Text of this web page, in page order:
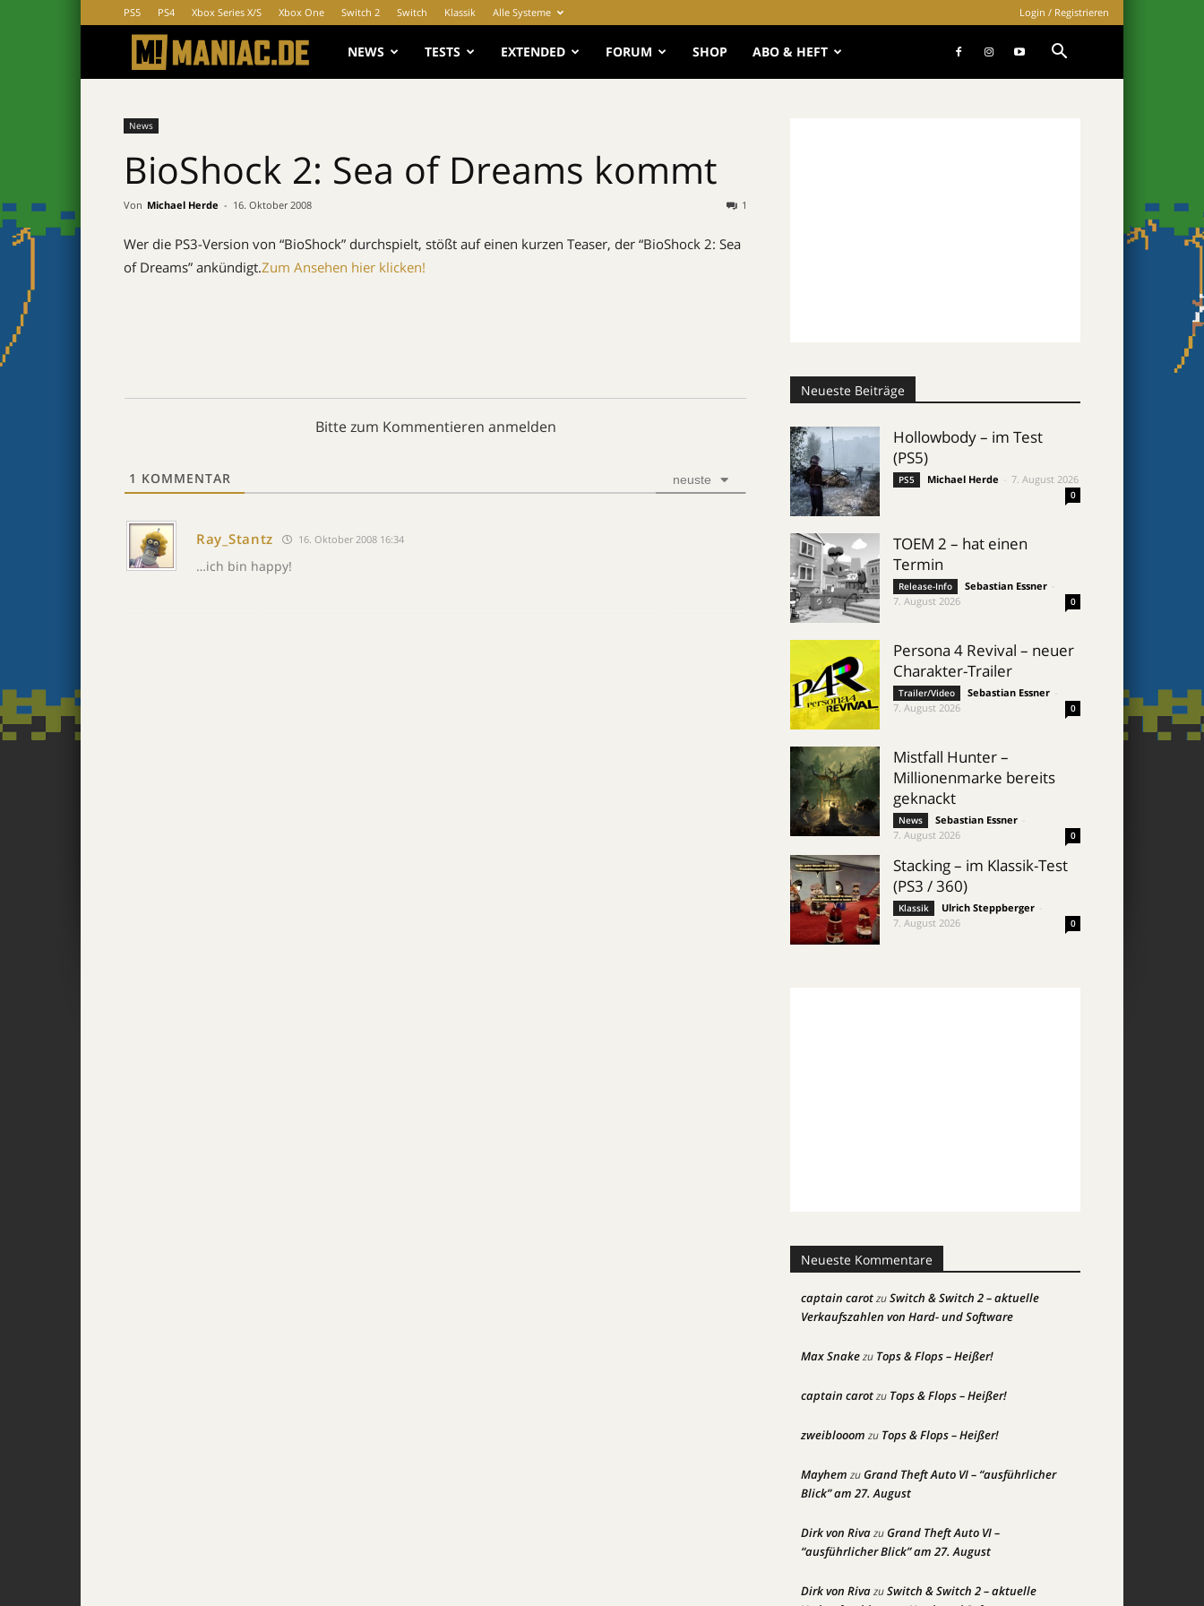
PS5 PS4 Xbox Series X/S Xbox One Switch 2 Switch Klassik Alle Systeme Login / Registrieren
MANIAC.de
NEWS TESTS EXTENDED FORUM SHOP ABO & HEFT
News
BioShock 2: Sea of Dreams kommt
Von Michael Herde - 16. Oktober 2008 1
Wer die PS3-Version von “BioShock” durchspielt, stößt auf einen kurzen Teaser, der “BioShock 2: Sea
of Dreams” ankündigt.Zum Ansehen hier klicken!
Bitte zum Kommentieren anmelden
1 KOMMENTAR neuste
Ray_Stantz 16. Oktober 2008 16:34
…ich bin happy!
Neueste Beiträge
Hollowbody – im Test
(PS5)
PS5 Michael Herde 7. August 2026
0
TOEM 2 – hat einen
Termin
Release-Info Sebastian Essner
7. August 2026
0
Persona 4 Revival – neuer
Charakter-Trailer
Trailer/Video Sebastian Essner
7. August 2026
0
Mistfall Hunter –
Millionenmarke bereits
geknackt
News Sebastian Essner
7. August 2026
0
Stacking – im Klassik-Test
(PS3 / 360)
Klassik Ulrich Steppberger
7. August 2026
0
Neueste Kommentare
captain carotzuSwitch & Switch 2 – aktuelle
Verkaufszahlen von Hard- und Software
Max Snakezu Tops & Flops – Heißer!
captain carotzu Tops & Flops – Heißer!
zweiblooom zu Tops & Flops – Heißer!
Mayhem zuGrand Theft Auto VI – “ausführlicher
Blick” am 27. August
Dirk von RivazuGrand Theft Auto VI –
“ausführlicher Blick” am 27. August
Dirk von RivazuSwitch & Switch 2 – aktuelle